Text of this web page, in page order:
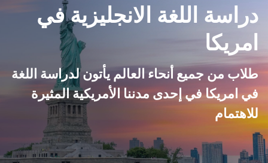
و
دراسة اللغة الانجليزية في
امريكا
طلاب من جميع أنحاء العالم يأتون لدراسة اللغة
في امريكا في إحدى مدننا الأمريكية المثيرة
للاهتمام